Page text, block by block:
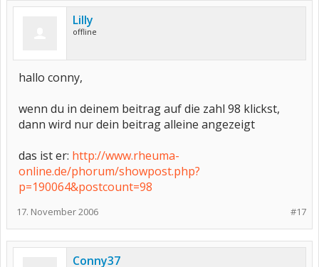
Lilly
offline
hallo conny,
wenn du in deinem beitrag auf die zahl 98 klickst,
dann wird nur dein beitrag alleine angezeigt
das ist er: http://www.rheuma-
online.de/phorum/showpost.php?
p=190064&postcount=98
#17
17. November 2006
Conny37